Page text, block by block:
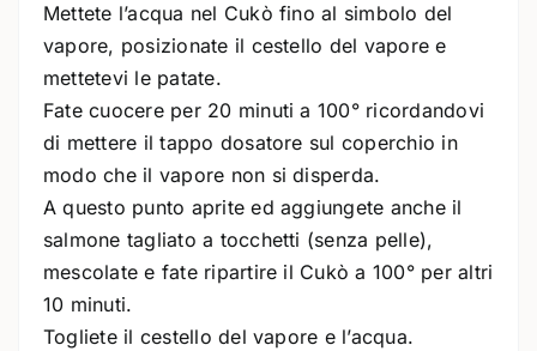
Mettete l’acqua nel Cukò fino al simbolo del
vapore, posizionate il cestello del vapore e
mettetevi le patate.
Fate cuocere per 20 minuti a 100° ricordandovi
di mettere il tappo dosatore sul coperchio in
modo che il vapore non si disperda.
A questo punto aprite ed aggiungete anche il
salmone tagliato a tocchetti (senza pelle),
mescolate e fate ripartire il Cukò a 100° per altri
10 minuti.
Togliete il cestello del vapore e l’acqua.